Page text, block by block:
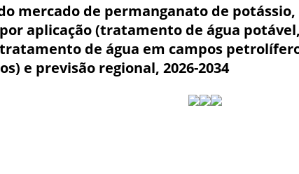
mercado de permanganato de
aplicação (tratamento de água
de água em campos
e previsão regional, 2026-2034